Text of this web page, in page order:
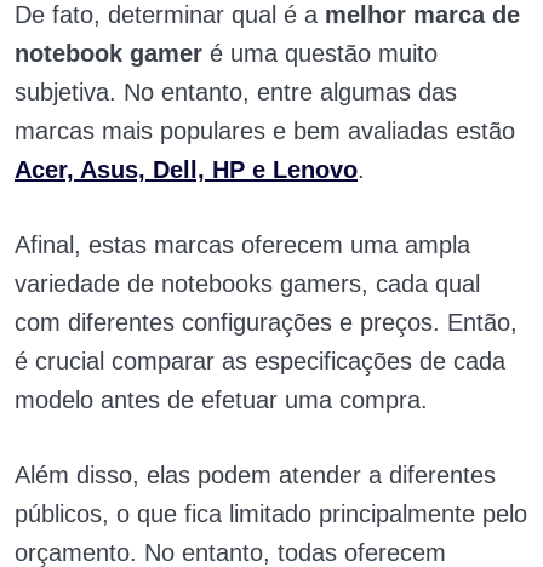
De fato, determinar qual é a melhor marca de
notebook gamer é uma questão muito
subjetiva. No entanto, entre algumas das
marcas mais populares e bem avaliadas estão
Acer, Asus, Dell, HP e Lenovo.
Afinal, estas marcas oferecem uma ampla
variedade de notebooks gamers, cada qual
com diferentes configurações e preços. Então,
é crucial comparar as especificações de cada
modelo antes de efetuar uma compra.
Além disso, elas podem atender a diferentes
públicos, o que fica limitado principalmente pelo
orçamento. No entanto, todas oferecem